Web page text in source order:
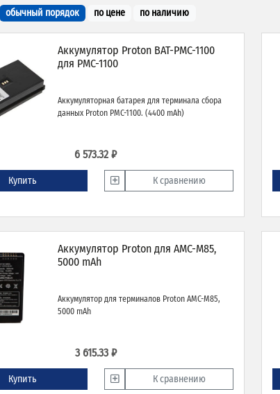
обычный порядок по цене по наличию
Аккумулятор Proton BAT-PMC-1100
для PMC-1100
Аккумуляторная батарея для терминала сбора
данных Proton PMC-1100. (4400 mAh)
6 573.32 ₽
Купить К сравнению
Аккумулятор Proton для AMC-M85,
5000 mAh
Аккумулятор для терминалов Proton AMC-M85,
5000 mAh
3 615.33 ₽
Купить К сравнению